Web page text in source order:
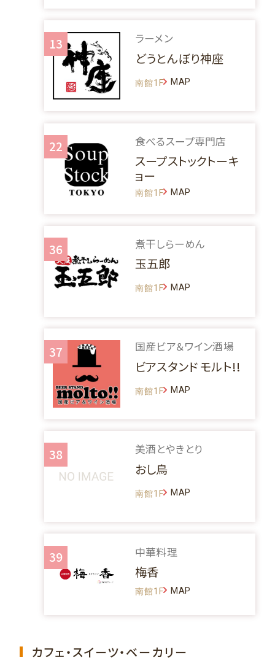
13 ラーメン
どうとんぼり神座
南館1F MAP
22 食べるスープ専門店
スープストックトーキ
ョー
南館1F MAP
36 煮干しらーめん
玉五郎
南館1F MAP
37 国産ビア＆ワイン酒場
ビアスタンド モルト!!
南館1F MAP
38 美酒とやきとり
おし鳥
南館1F MAP
39 中華料理
梅香
南館1F MAP
カフェ・スイーツ・ベーカリー